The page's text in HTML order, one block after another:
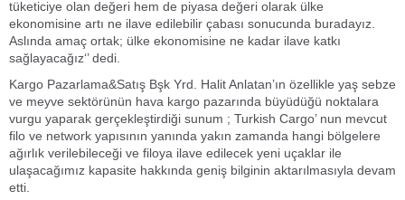
tüketiciye olan değeri hem de piyasa değeri olarak ülke
ekonomisine artı ne ilave edilebilir çabası sonucunda buradayız.
Aslında amaç ortak; ülke ekonomisine ne kadar ilave katkı
sağlayacağız‘’ dedi.
Kargo Pazarlama&Satış Bşk Yrd. Halit Anlatan’ın özellikle yaş sebze
ve meyve sektörünün hava kargo pazarında büyüdüğü noktalara
vurgu yaparak gerçekleştirdiği sunum ; Turkish Cargo’ nun mevcut
filo ve network yapısının yanında yakın zamanda hangi bölgelere
ağırlık verilebileceği ve filoya ilave edilecek yeni uçaklar ile
ulaşacağımız kapasite hakkında geniş bilginin aktarılmasıyla devam
etti.